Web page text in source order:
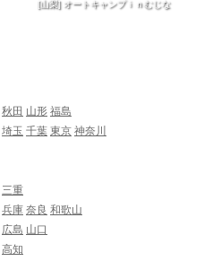
[山梨] オートキャンプｉｎむじな
秋田 山形 福島
埼玉 千葉 東京 神奈川
三重
兵庫 奈良 和歌山
広島 山口
高知